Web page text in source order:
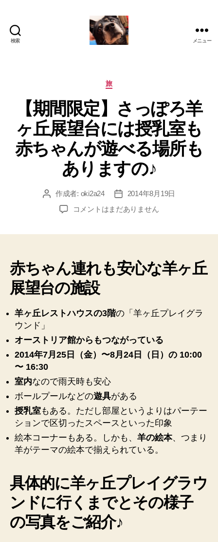
検索 メニュー
カ
ー
旅
【期間限定】さっぽろ羊
ヶ丘展望台には授乳室も
赤ちゃんが遊べる場所も
ありますの♪
投 作成者: oki2a24
投
稿
日
2014年8月19日
【期
っ
ぽ
ろ
羊
丘
望
に
授
乳
室
も
赤
ち
ゃ
ん
遊
べ
る
場
所
も
コメントはまだありません
赤ちゃん連れも安心な羊ヶ丘
展望台の施設
羊ヶ丘レストハウスの3階の「羊ヶ丘プレイグラ
ウンド」
オーストリア館からもつながっている
2014年7月25日（金）〜8月24日（日）の 10:00
〜 16:30
室内なので雨天時も安心
ボールプールなどの遊具がある
授乳室もある。ただし部屋というよりはパーテー
ションで区切ったスペースといった印象
絵本コーナーもある。しかも、 羊の絵本、つまり
羊がテーマの絵本で揃えられている。
具体的に羊ヶ丘プレイグラウ
ンドに行くまでとその様子
の写真をご紹介♪